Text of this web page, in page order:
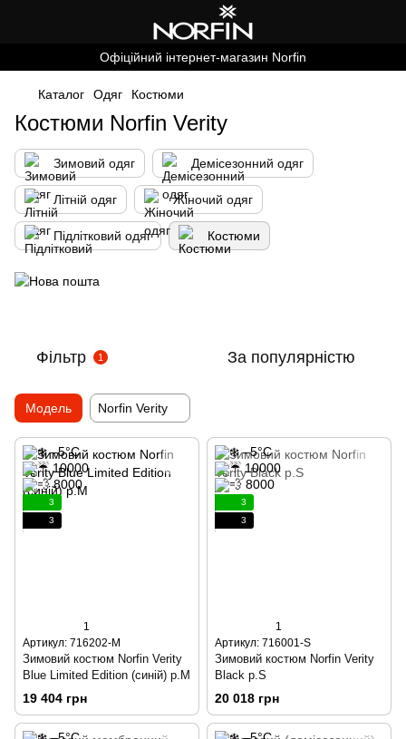
Офіційний інтернет-магазин Norfin
Каталог Одяг Костюми
Костюми Norfin Verity
Зимовий одяг Демісезонний одяг
Літній одяг Жіночий одяг
Підлітковий одяг Костюми
Фільтр 1 За популярністю
Модель Norfin Verity
3
3
1
Артикул: 716202-M
Зимовий костюм Norfin Verity
Blue Limited Edition (синій) р.М
19 404 грн
3
3
1
Артикул: 716001-S
Зимовий костюм Norfin Verity
Black р.S
20 018 грн